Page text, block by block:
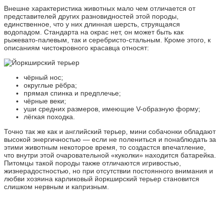
Внешне характеристика животных мало чем отличается от
представителей других разновидностей этой породы,
единственное, что у них длинная шерсть, струящаяся
водопадом. Стандарта на окрас нет, он может быть как
рыжевато-палевым, так и серебристо-стальным. Кроме этого, к
описаниям чистокровного красавца относят:
чёрный нос;
округлые рёбра;
прямая спинка и предплечье;
чёрные веки;
уши средних размеров, имеющие V-образную форму;
лёгкая походка.
Точно так же как и английский терьер, мини собачонки обладают
высокой энергичностью — если не полениться и понаблюдать за
этими животным некоторое время, то создастся впечатление,
что внутри этой очаровательной «куколки» находится батарейка.
Питомцы такой породы также отличаются игривостью,
жизнерадостностью, но при отсутствии постоянного внимания и
любви хозяина карликовый йоркширский терьер становится
слишком нервным и капризным.